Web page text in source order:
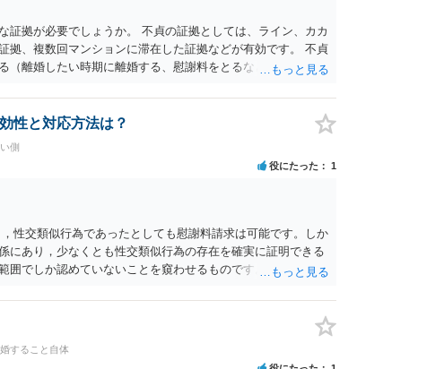
証拠が必要でしょうか。 不貞の証拠としては、ライン、カカ
拠、複数回マンションに滞在した証拠などが有効です。 不貞
（離婚したい時期に離婚する、慰謝料をとるなど）ことがで
参考まで。
性と対応方法は？
側
役にたった 1
性交類似行為であったとしても慰謝料請求は可能です。しか
にあり，少なくとも性交類似行為の存在を確実に証明できる
囲でしか認めていないことを窺わせるものです。）。ですか
れません。 ②夫との今後のことを考えて書いてもらうか否か
以上のことを証明（証明力を強めることも含む）できるので
均衡のように思います。 ③行政書士に委任をしているのであ
すること自体